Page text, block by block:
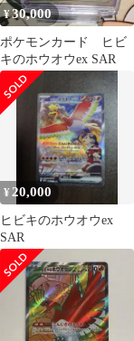
¥30,000
ポケモンカード ヒビ
キのホウオウex SAR
¥ 20,000
ヒビキのホウオウex
SAR